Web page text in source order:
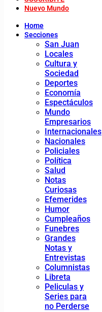
Nuevo Mundo
Home
Secciones
San Juan
Locales
Cultura y
Sociedad
Deportes
Economía
Espectáculos
Mundo
Empresarios
Internacionales
Nacionales
Policiales
Política
Salud
Notas
Curiosas
Efemerides
Humor
Cumpleaños
Funebres
Grandes
Notas y
Entrevistas
Columnistas
Libreta
Peliculas y
Series para
no Perderse